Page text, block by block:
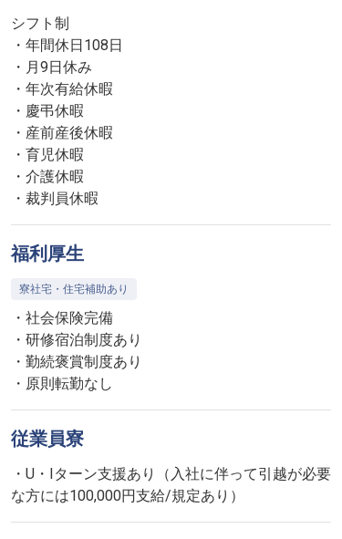
シフト制
・年間休日108日
・月9日休み
・年次有給休暇
・慶弔休暇
・産前産後休暇
・育児休暇
・介護休暇
・裁判員休暇
福利厚生
寮社宅・住宅補助あり
・社会保険完備
・研修宿泊制度あり
・勤続褒賞制度あり
・原則転勤なし
従業員寮
・U・Iターン支援あり（入社に伴って引越が必要
な方には100,000円支給/規定あり）